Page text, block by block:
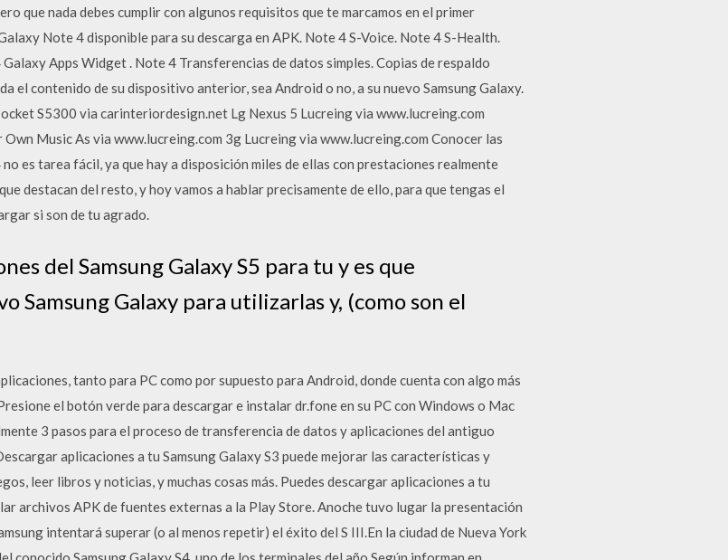
que nada debes cumplir con algunos requisitos que te marcamos en el primer
Note 4 disponible para su descarga en APK. Note 4 S-Voice. Note 4 S-Health.
Apps Widget . Note 4 Transferencias de datos simples. Copias de respaldo
el contenido de su dispositivo anterior, sea Android o no, a su nuevo Samsung Galaxy.
S5300 via carinteriordesign.net Lg Nexus 5 Lucreing via www.lucreing.com
Music As via www.lucreing.com 3g Lucreing via www.lucreing.com Conocer las
es tarea fácil, ya que hay a disposición miles de ellas con prestaciones realmente
destacan del resto, y hoy vamos a hablar precisamente de ello, para que tengas el
si son de tu agrado.
del Samsung Galaxy S5 para tu y es que
Samsung Galaxy para utilizarlas y, (como son el
tanto para PC como por supuesto para Android, donde cuenta con algo más
el botón verde para descargar e instalar dr.fone en su PC con Windows o Mac
3 pasos para el proceso de transferencia de datos y aplicaciones del antiguo
aplicaciones a tu Samsung Galaxy S3 puede mejorar las características y
leer libros y noticias, y muchas cosas más. Puedes descargar aplicaciones a tu
archivos APK de fuentes externas a la Play Store. Anoche tuvo lugar la presentación
intentará superar (o al menos repetir) el éxito del S III.En la ciudad de Nueva York